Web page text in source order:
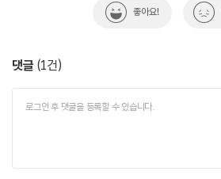
좋아요!
댓글 (1건)